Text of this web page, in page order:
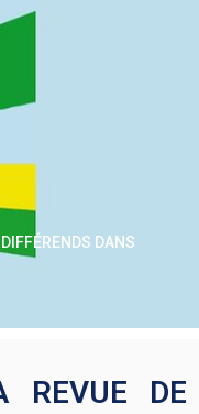
DANS
REVUE DE